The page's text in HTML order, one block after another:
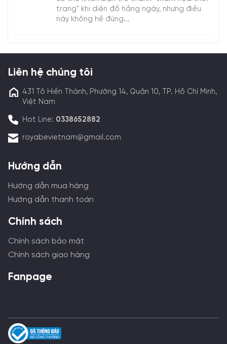
trang" khi diện đồ hằng ngày, nhưng điều
này không hề đúng...
Liên hệ chúng tôi
431 Tô Hiến Thành, Phường 14, Quận 10, TP. Hồ Chí Minh,
Việt Nam
Hot Line: 0338652882
royabevietnam@gmail.com
Hướng dẫn
Hướng dẫn mua hàng
Hướng dẫn thanh toán
Chính sách
Chính sách bảo mật
Chính sách giao hàng
Fanpage